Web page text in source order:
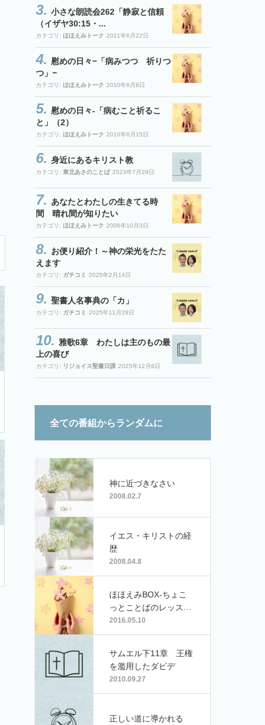
小さな朗読会262「静寂と信頼
（イザヤ30:15・...
カテゴリ: ほほえみトーク 2021年6月22日
慰めの日々−「病みつつ 祈りつ
つ」−
カテゴリ: ほほえみトーク 2010年6月8日
慰めの日々-「病むこと祈るこ
と」（2）
カテゴリ: ほほえみトーク 2010年6月15日
身近にあるキリスト教
カテゴリ: 東北あさのことば 2023年7月29日
あなたとわたしの生きてる時
間 晴れ間が知りたい
カテゴリ: ほほえみトーク 2006年10月3日
お便り紹介！～神の栄光をたた
えます
カテゴリ: ガチコミ 2025年2月14日
聖書人名事典の「カ」
カテゴリ: ガチコミ 2025年11月28日
雅歌6章 わたしは主のもの最
上の喜び
カテゴリ: リジョイス聖書日課 2025年12月6日
全ての番組からランダムに
神に近づきなさい
2008.02.7
イエス・キリストの経
歴
2008.04.8
ほほえみBOX-ちょこ
っとことばのレッスン
（5）
2016.05.10
サムエル下11章 王権
を濫用したダビデ
2010.09.27
正しい道に導かれる